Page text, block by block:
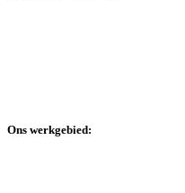
Ons werkgebied: